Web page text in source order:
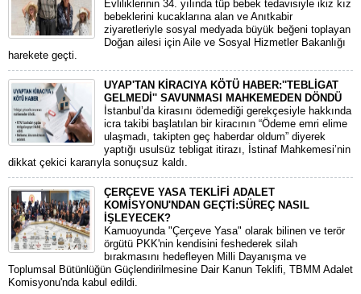
​Evliliklerinin 34. yılında tüp bebek tedavisiyle ikiz kız
bebeklerini kucaklarına alan ve Anıtkabir
ziyaretleriyle sosyal medyada büyük beğeni toplayan
Doğan ailesi için Aile ve Sosyal Hizmetler Bakanlığı
harekete geçti.
UYAP'TAN KİRACIYA KÖTÜ HABER:''TEBLİGAT
GELMEDİ'' SAVUNMASI MAHKEMEDEN DÖNDÜ
​İstanbul’da kirasını ödemediği gerekçesiyle hakkında
icra takibi başlatılan bir kiracının “Ödeme emri elime
ulaşmadı, takipten geç haberdar oldum” diyerek
yaptığı usulsüz tebligat itirazı, İstinaf Mahkemesi’nin
dikkat çekici kararıyla sonuçsuz kaldı.
ÇERÇEVE YASA TEKLİFİ ADALET
KOMİSYONU'NDAN GEÇTİ:SÜREÇ NASIL
İŞLEYECEK?
​Kamuoyunda "Çerçeve Yasa" olarak bilinen ve terör
örgütü PKK'nin kendisini feshederek silah
bırakmasını hedefleyen Milli Dayanışma ve
Toplumsal Bütünlüğün Güçlendirilmesine Dair Kanun Teklifi, TBMM Adalet
Komisyonu'nda kabul edildi.